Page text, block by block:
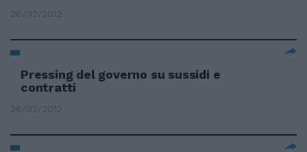
26/02/2012
Pressing del governo su sussidi e
contratti
26/02/2012